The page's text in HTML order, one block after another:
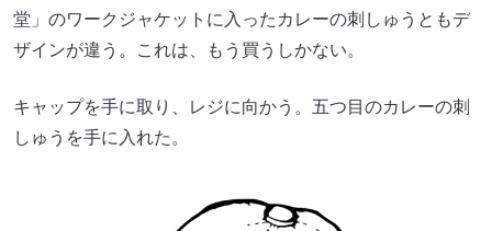
堂」のワークジャケットに入ったカレーの刺しゅうともデ
ザインが違う。これは、もう買うしかない。
キャップを手に取り、レジに向かう。五つ目のカレーの刺
しゅうを手に入れた。